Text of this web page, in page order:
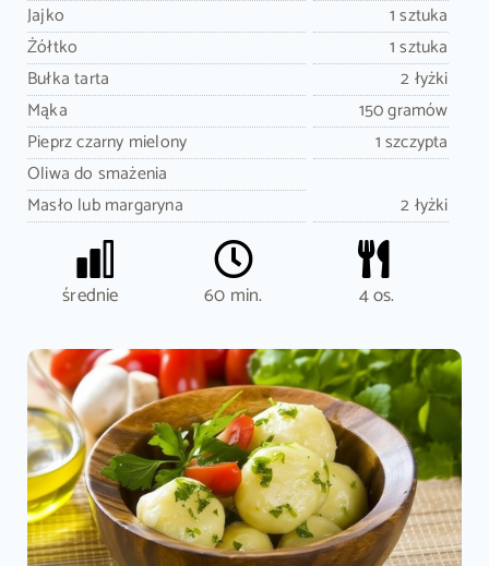
Jajko
1 sztuka
Żółtko
1 sztuka
Bułka tarta
2 łyżki
Mąka
150 gramów
Pieprz czarny mielony
1 szczypta
Oliwa do smażenia
Masło lub margaryna
2 łyżki
średnie 60 min. 4 os.